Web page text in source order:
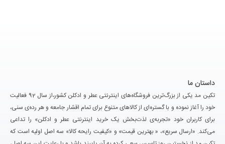
داستان ما
تکین مد یکی از بزرگ‌ترین فروشگاه‌های اینترنتی عطر و ادکلن کشور،از سال 92 فعالیت
خود را آغاز نموده و با گستره‌ای از کالاهای متنوع برای تمام اقشار جامعه و هر رده‌ی سنی،
برای کاربران خود «تجربه‌ی لذت‌بخش یک خرید اینترنتی عطر و ادکلن» را تداعی
می‌کند. «ارسال سریع»، « بهترین قیمت» و «کیفیت رایحه کالا» سه اصل اولیه است که